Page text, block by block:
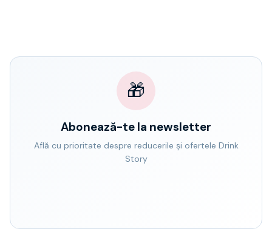
🎁
Abonează-te la newsletter
Află cu prioritate despre reducerile și ofertele Drink
Story